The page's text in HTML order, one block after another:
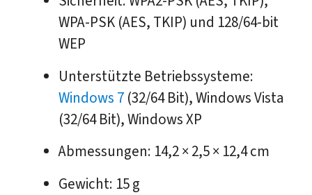
WPA-PSK (AES, TKIP) und 128/64-bit
WEP
Unterstützte Betriebssysteme:
Windows 7(32/64 Bit), Windows Vista
(32/64 Bit), Windows XP
Abmessungen: 14,2 × 2,5 × 12,4 cm
Gewicht: 15 g